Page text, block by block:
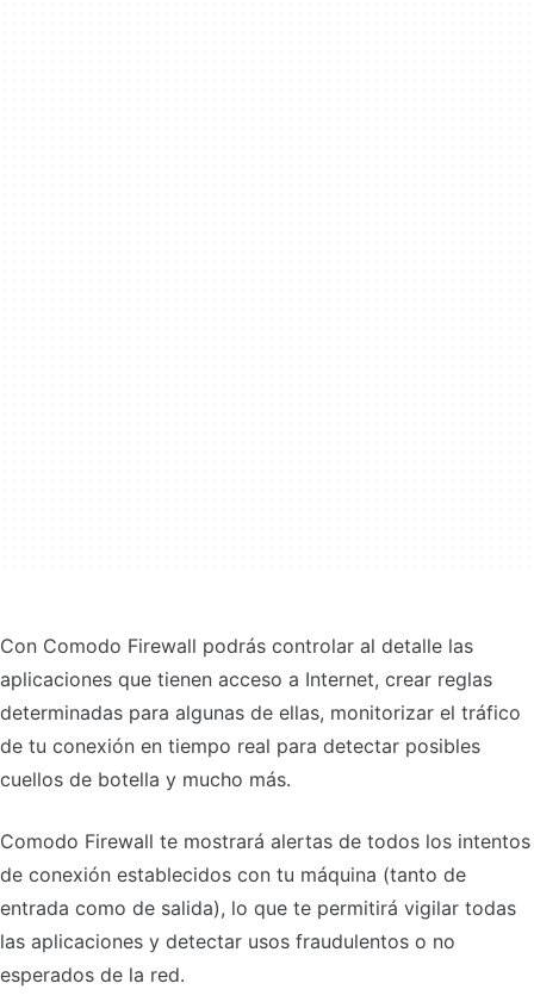
Con Comodo Firewall podrás controlar al detalle las
aplicaciones que tienen acceso a Internet, crear reglas
determinadas para algunas de ellas, monitorizar el tráfico
de tu conexión en tiempo real para detectar posibles
cuellos de botella y mucho más.
Comodo Firewall te mostrará alertas de todos los intentos
de conexión establecidos con tu máquina (tanto de
entrada como de salida), lo que te permitirá vigilar todas
las aplicaciones y detectar usos fraudulentos o no
esperados de la red.